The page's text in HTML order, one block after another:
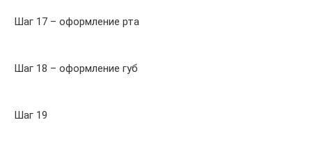
Шаг 17 – оформление рта
Шаг 18 – оформление губ
Шаг 19